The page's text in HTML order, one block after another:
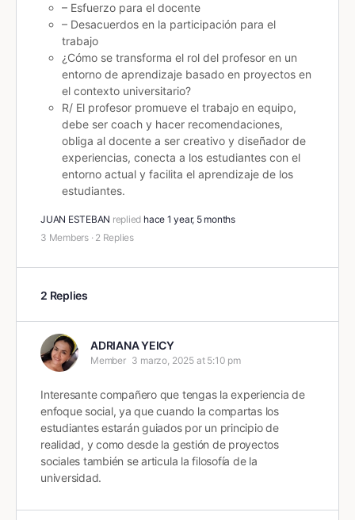
– Esfuerzo para el docente
– Desacuerdos en la participación para el
trabajo
¿Cómo se transforma el rol del profesor en un
entorno de aprendizaje basado en proyectos en
el contexto universitario?
R/ El profesor promueve el trabajo en equipo,
debe ser coach y hacer recomendaciones,
obliga al docente a ser creativo y diseñador de
experiencias, conecta a los estudiantes con el
entorno actual y facilita el aprendizaje de los
estudiantes.
JUAN ESTEBAN replied hace 1 year, 5 months
3 Members · 2 Replies
2 Replies
ADRIANA YEICY
Member 3 marzo, 2025 at 5:10 pm
Interesante compañero que tengas la experiencia de
enfoque social, ya que cuando la compartas los
estudiantes estarán guiados por un principio de
realidad, y como desde la gestión de proyectos
sociales también se articula la filosofía de la
universidad.